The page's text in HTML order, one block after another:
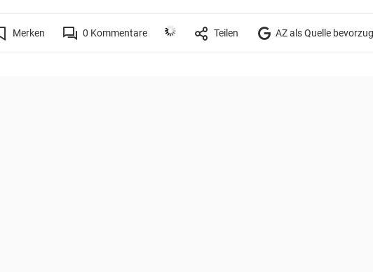
Merken 0 Kommentare Teilen AZ als Quelle